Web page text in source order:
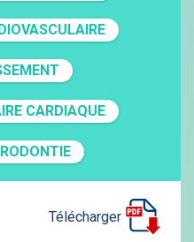
CARDIAQUE
Télécharger